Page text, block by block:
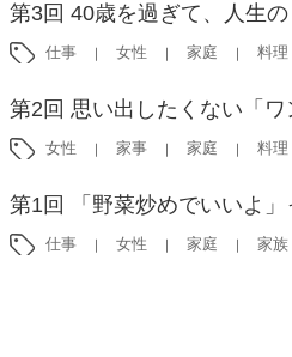
第3回 40歳を過ぎて、人生
仕事 女性 家庭 料理
第2回 思い出したくない「ワ
女性 家事 家庭 料理
第1回 「野菜炒めでいいよ」
仕事 女性 家庭 家族